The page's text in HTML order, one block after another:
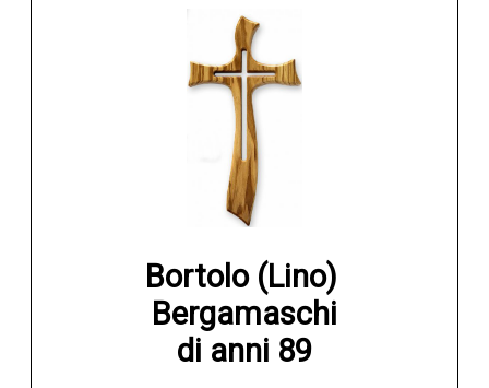
Bortolo (Lino)
Bergamaschi
di anni 89